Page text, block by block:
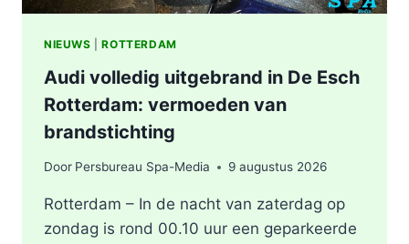
NIEUWS |ROTTERDAM
Audi volledig uitgebrand in De Esch
Rotterdam: vermoeden van
brandstichting
Door Persbureau Spa-Media 9 augustus 2026
Rotterdam – In de nacht van zaterdag op
zondag is rond 00.10 uur een geparkeerde